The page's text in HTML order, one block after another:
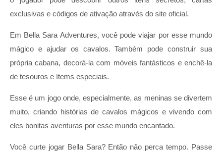
exclusivas e códigos de ativação através do site oficial.
Em Bella Sara Adventures, você pode viajar por esse mundo
mágico e ajudar os cavalos. Também pode construir sua
própria cabana, decorá-la com móveis fantásticos e enchê-la
de tesouros e ítems especiais.
Esse é um jogo onde, especialmente, as meninas se divertem
muito, criando histórias de cavalos mágicos e vivendo com
eles bonitas aventuras por esse mundo encantado.
Você curte jogar Bella Sara? Então não perca tempo. Passe